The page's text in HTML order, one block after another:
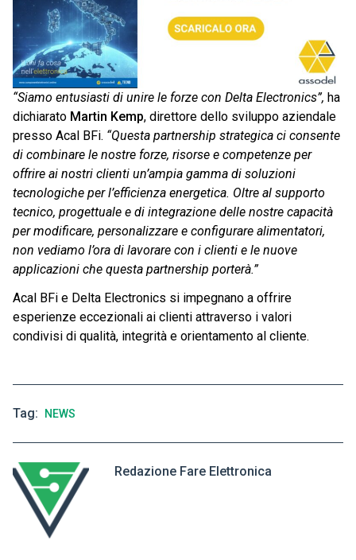
“Siamo entusiasti di unire le forze con Delta Electronics”, ha
dichiarato Martin Kemp, direttore dello sviluppo aziendale
presso Acal BFi. “Questa partnership strategica ci consente
di combinare le nostre forze, risorse e competenze per
offrire ai nostri clienti un’ampia gamma di soluzioni
tecnologiche per l’efficienza energetica. Oltre al supporto
tecnico, progettuale e di integrazione delle nostre capacità
per modificare, personalizzare e configurare alimentatori,
non vediamo l’ora di lavorare con i clienti e le nuove
applicazioni che questa partnership porterà.”
Acal BFi e Delta Electronics si impegnano a offrire
esperienze eccezionali ai clienti attraverso i valori
condivisi di qualità, integrità e orientamento al cliente.
Tag NEWS
Redazione Fare Elettronica